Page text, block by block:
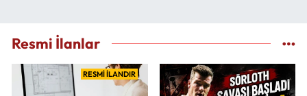
Resmi İlanlar
RESMİ İLANDIR